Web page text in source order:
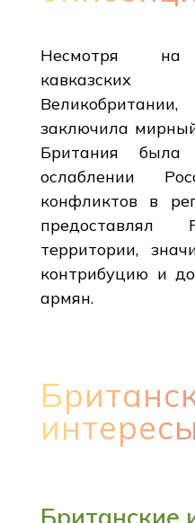
Несмотря на
кавказских
заключила
Британия была
ослаблении
конфликтов в
предоставлял
территории,
контрибуцию и
армян.
интересы
Британские